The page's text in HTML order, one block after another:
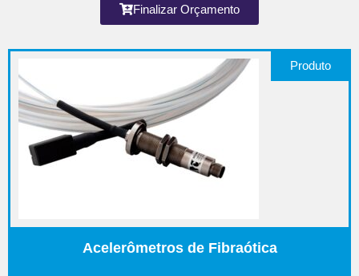
Finalizar Orçamento
Produto
Acelerômetros de Fibraótica